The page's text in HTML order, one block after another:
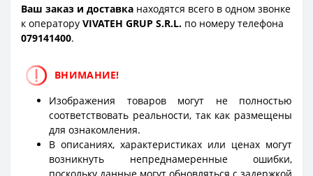
Ваш заказ и доставка находятся всего в одном звонке
к оператору VIVATEH GRUP S.R.L. по номеру телефона
079141400.
ВНИМАНИЕ!
Изображения товаров могут не полностью
соответствовать реальности, так как размещены
для ознакомления.
В описаниях, характеристиках или ценах могут
возникнуть непреднамеренные ошибки,